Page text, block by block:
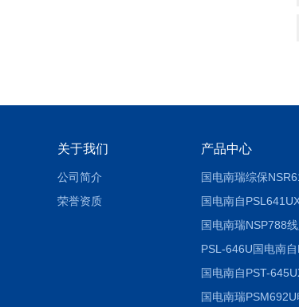
关于我们
公司简介
荣誉资质
产品中心